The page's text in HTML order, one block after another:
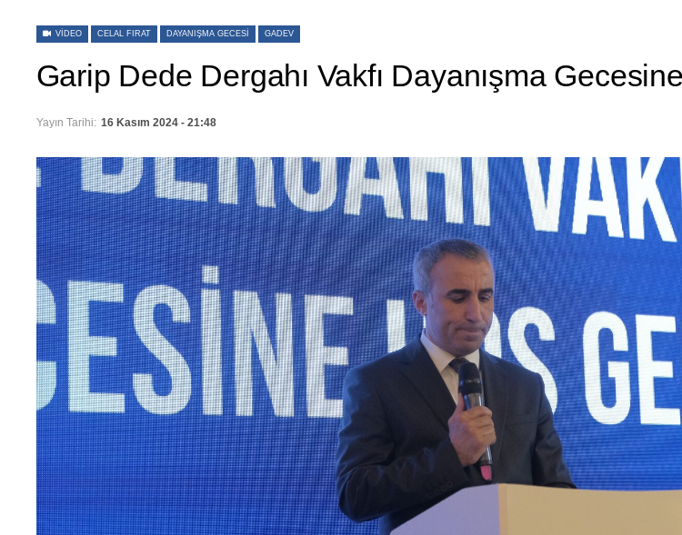
VIDEO CELAL FIRAT DAYANIŞMA GECESI GADEV
Garip Dede Dergahı Vakfı Dayanışma
Yayın Tarihi: 16 Kasım 2024 - 21:48